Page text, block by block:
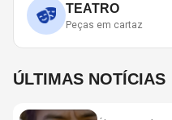
TEATRO
Peças em cartaz
ÚLTIMAS NOTÍCIAS